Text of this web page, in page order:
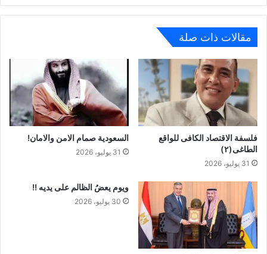
مقالات ذات صلة
فلسفة الاقتصاد الكافى للواقع
الطاغى(٢)
31 يوليو، 2026
السعودية صمام الامن والامان!
31 يوليو، 2026
ويوم يعضُ الظالم على يديه !!
30 يوليو، 2026